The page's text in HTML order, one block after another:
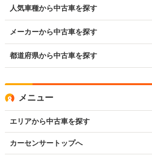
人気車種から中古車を探す
メーカーから中古車を探す
都道府県から中古車を探す
メニュー
エリアから中古車を探す
カーセンサートップへ